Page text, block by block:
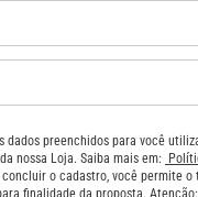
dados preenchidos para você
nossa Loja. Saiba mais em:
concluir o cadastro, você permite o
finalidade da proposta.